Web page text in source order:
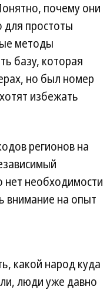
почему они
простоты
методы
базу, которая
но был номер
избежать
регионов на
нет необходимости
внимание на опыт
какой народ куда
люди уже давно